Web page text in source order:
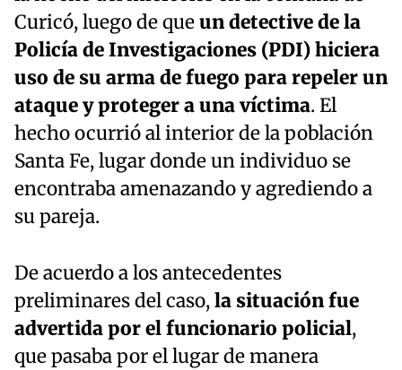
Curicó, luego de queun detective de la
Policía de Investigaciones (PDI) hiciera
uso de su arma de fuego para repeler un
ataque y proteger a una víctima. El
hecho ocurrió al interior de la población
Santa Fe, lugar donde un individuo se
encontraba amenazando y agrediendo a
su pareja.
De acuerdo a los antecedentes
preliminares del caso,la situación fue
advertida por el funcionario policial,
que pasaba por el lugar de manera